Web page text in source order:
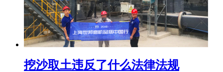
挖沙取土违反了什么法律法规